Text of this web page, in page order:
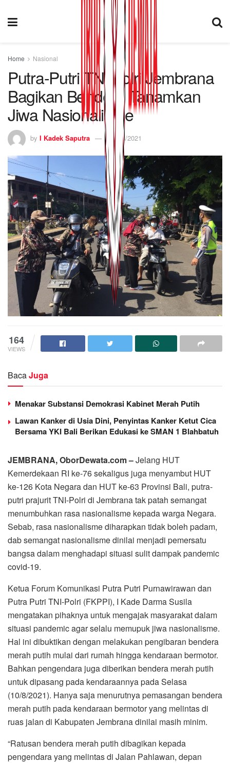
Home Nasional
Putra-Putri TNI/Polri Jembrana
Bagikan Bendera Tanamkan
Jiwa Nasionalisme
by I Kadek Saputra 11/08/2021
164
VIEWS
BacaJuga
Menakar Substansi Demokrasi Kabinet Merah Putih
Lawan Kanker di Usia Dini, Penyintas Kanker Ketut Cica
Bersama YKI Bali Berikan Edukasi ke SMAN 1 Blahbatuh
JEMBRANA, OborDewata.com –Jelang HUT
Kemerdekaan RI ke-76 sekaligus juga menyambut HUT
ke-126 Kota Negara dan HUT ke-63 Provinsi Bali, putra-
putri prajurit TNI-Polri di Jembrana tak patah semangat
menumbuhkan rasa nasionalisme kepada warga Negara.
Sebab, rasa nasionalisme diharapkan tidak boleh padam,
dab semangat nasionalisme dinilai menjadi pemersatu
bangsa dalam menghadapi situasi sulit dampak pandemic
covid-19.
Ketua Forum Komunikasi Putra Putri Purnawirawan dan
Putra Putri TNI-Polri (FKPPI), I Kade Darma Susila
mengatakan pihaknya untuk mengajak masyarakat dalam
situasi pandemic agar selalu memupuk jiwa nasionalisme.
Hal ini dibuktikan dengan melakukan pengibaran bendera
merah putih mulai dari rumah hingga kendaraan bermotor.
Bahkan pengendara juga diberikan bendera merah putih
untuk dipasang pada kendaraannya pada Selasa
(10/8/2021). Hanya saja menurutnya pemasangan bendera
merah putih pada kendaraan bermotor yang melintas di
ruas jalan di Kabupaten Jembrana dinilai masih minim.
“Ratusan bendera merah putih dibagikan kepada
pengendara yang melintas di Jalan Pahlawan, depan